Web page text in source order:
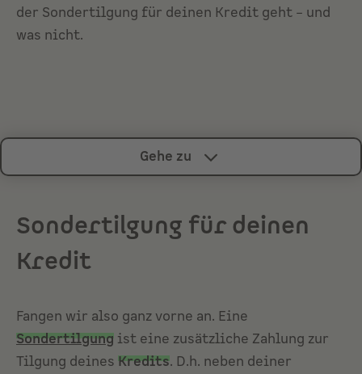
der Sondertilgung für deinen Kredit geht – und
was nicht.
Gehe zu
Sondertilgung für deinen
Kredit
Fangen wir also ganz vorne an. Eine
Sondertilgung ist eine zusätzliche Zahlung zur
Tilgung deines Kredits. D.h. neben deiner